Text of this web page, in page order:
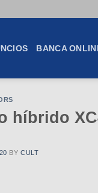
BANCA
híbrido
BY CULT